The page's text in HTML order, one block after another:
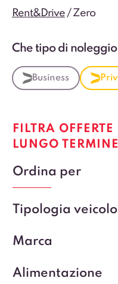
Rent&Drive /Zero
Che tipo di
Business
FILTRA
LUNGO TERMINE
Ordina per
Tipologia veicolo
Marca
Alimentazione